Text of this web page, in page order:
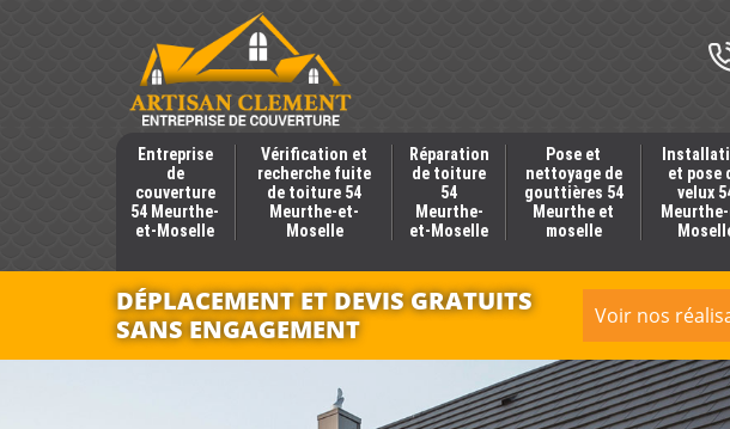
Entreprise
de
couverture
54 Meurthe-
et-Moselle
Vérification et
recherche fuite
de toiture 54
Meurthe-et-
Moselle
Réparation
de toiture
54
Meurthe-
et-Moselle
Pose et
nettoyage de
gouttières 54
Meurthe et
moselle
et pose
velux
DÉPLACEMENT ET DEVIS GRATUITS
SANS ENGAGEMENT
Voir nos